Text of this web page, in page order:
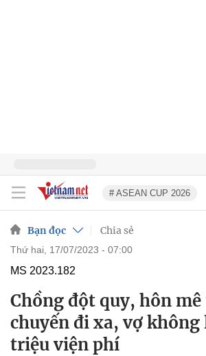
# ASEAN CUP 2026
Bạn đọc Chia sẻ
thứ hai, 17/07/2023 - 07:00
MS 2023.182
Chồng đột quy, hôn
chuyến đi xa, vợ
triệu viện phí